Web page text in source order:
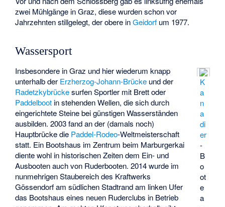
zwei Mühlgänge in Graz, diese wurden schon vor
Jahrzehnten stillgelegt, der obere inGeidorf um 1977.
Wassersport
K
a
n
a
di
er
-
B
o
ot
e
a
Insbesondere in Graz und hier wiederum knapp
unterhalb der Erzherzog-Johann-Brücke und der
Radetzkybrückesurfen Sportler mit Brett oder
Paddelboot in stehenden Wellen, die sich durch
eingerichtete Steine bei günstigen Wasserständen
ausbilden. 2003 fand an der (damals noch)
Hauptbrücke die Paddel-Rodeo-Weltmeisterschaft
statt. Ein Bootshaus im Zentrum beim Marburgerkai
diente wohl in historischen Zeiten dem Ein- und
Ausbooten auch von Ruderbooten. 2014 wurde im
nunmehrigen Staubereich des Kraftwerks
Gössendorf am südlichen Stadtrand am linken Ufer
das Bootshaus eines neuen Ruderclubs in Betrieb